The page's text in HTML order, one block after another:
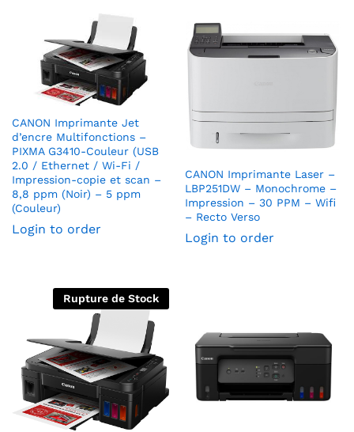
CANON Imprimante Jet
d’encre Multifonctions –
PIXMA G3410-Couleur (USB
2.0 / Ethernet / Wi-Fi /
Impression-copie et scan –
8,8 ppm (Noir) – 5 ppm
(Couleur)
Login to order
CANON Imprimante Laser –
LBP251DW – Monochrome –
Impression – 30 PPM – Wifi
– Recto Verso
Login to order
Rupture de Stock